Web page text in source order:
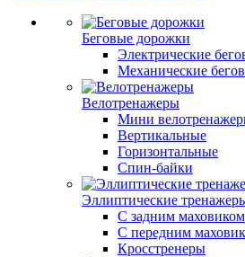
Беговые дорожки
Электрические
Механические
Велотренажеры
Мини
Вертикальные
Горизонтальные
Спин-байки
Эллиптические
С задним маховиком
С передним
Кросстренеры